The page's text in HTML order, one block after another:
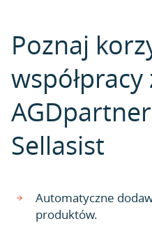
Poznaj
Sellasist
Automatyczne
produktów.